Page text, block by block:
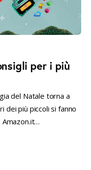
per i più
del Natale torna a
dei più piccoli si fanno
Amazon.it…